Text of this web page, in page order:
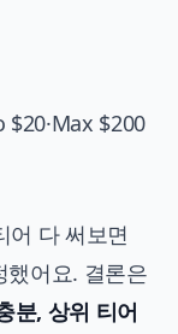
$200
어 다 써보면
했어요. 결론은
분, 상위 티어